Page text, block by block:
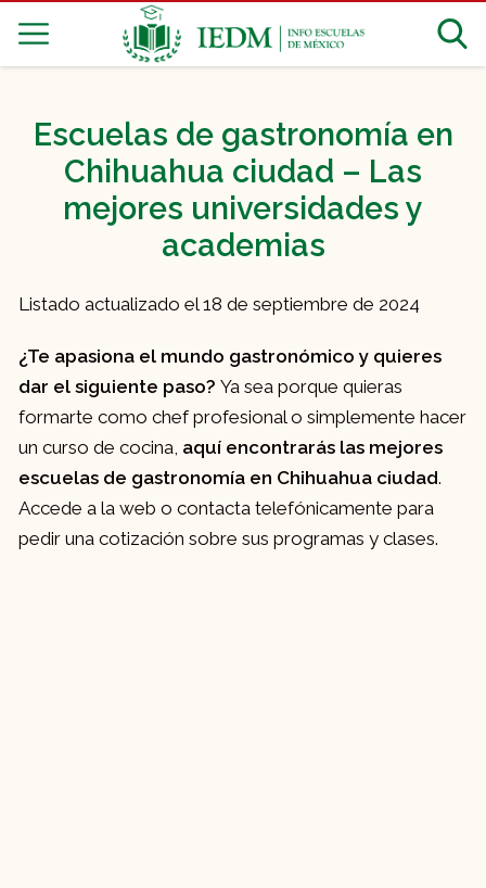
Escuelas de gastronomía en
Chihuahua ciudad – Las
mejores universidades y
academias
Listado actualizado el 18 de septiembre de 2024
¿Te apasiona el mundo gastronómico y quieres
dar el siguiente paso? Ya sea porque quieras
formarte como chef profesional o simplemente hacer
un curso de cocina, aquí encontrarás las mejores
escuelas de gastronomía en Chihuahua ciudad.
Accede a la web o contacta telefónicamente para
pedir una cotización sobre sus programas y clases.